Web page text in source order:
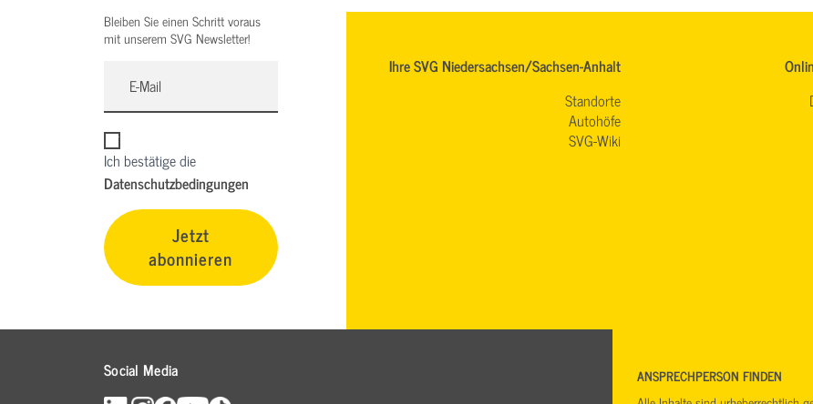
Bleiben Sie einen Schritt voraus
mit unserem SVG Newsletter!
Ich bestätige die
Datenschutzbedingungen
Jetzt
abonnieren
Ihre SVG Niedersachsen/Sachsen-Anhalt
Standorte
Autohöfe
SVG-Wiki
Social Media
ANSPRECHPERSON FINDEN